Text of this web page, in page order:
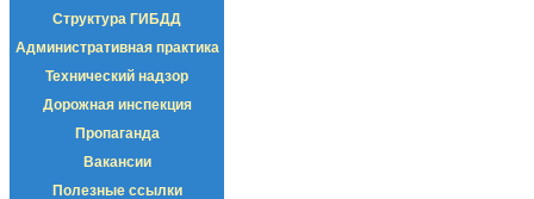
Структура ГИБДД
Административная практика
Технический надзор
Дорожная инспекция
Пропаганда
Вакансии
Полезные ссылки